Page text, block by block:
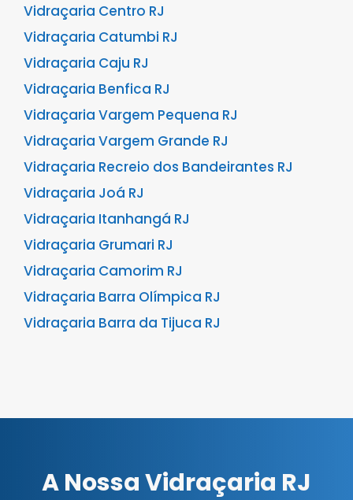
Vidraçaria Centro RJ
Vidraçaria Catumbi RJ
Vidraçaria Caju RJ
Vidraçaria Benfica RJ
Vidraçaria Vargem Pequena RJ
Vidraçaria Vargem Grande RJ
Vidraçaria Recreio dos Bandeirantes RJ
Vidraçaria Joá RJ
Vidraçaria Itanhangá RJ
Vidraçaria Grumari RJ
Vidraçaria Camorim RJ
Vidraçaria Barra Olímpica RJ
Vidraçaria Barra da Tijuca RJ
A Nossa Vidraçaria RJ